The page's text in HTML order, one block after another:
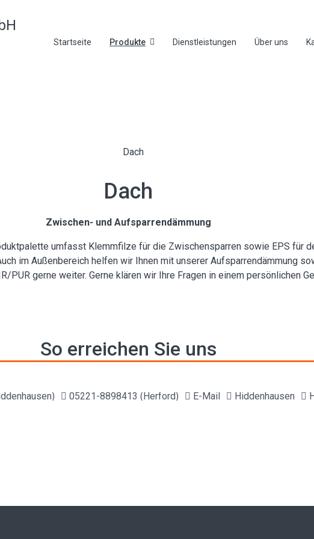
Startseite Produkte Dienstleistungen Über uns
Dach
Zwischen- und Aufsparrendämmung
umfasst Klemmfilze für die Zwischensparren sowie EPS für
im Außenbereich helfen wir Ihnen mit unserer Aufsparrendämmung
PUR gerne weiter. Gerne klären wir Ihre Fragen in einem persönlichen
So erreichen Sie uns
05221-8898413 (Herford) E-Mail Hiddenhausen